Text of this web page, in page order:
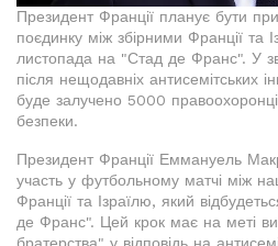
Президент Франції планує бути
поєдинку між збірними Франції та
листопада на "Стад де Франс". У
після нещодавніх антисемітських
буде залучено 5000
безпеки.
Президент Франції Еммануель
участь у футбольному матчі між
Франції та Ізраїлю, який
де Франс". Цей крок має на меті
братерства" у відповідь на